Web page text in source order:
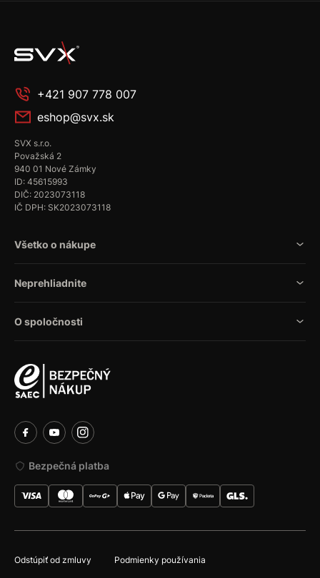
+421 907 778 007
eshop@svx.sk
SVX s.r.o.
Považská 2
940 01 Nové Zámky
ID: 45615993
DIČ: 2023073118
IČ DPH: SK2023073118
Všetko o nákupe
Neprehliadnite
O spoločnosti
Bezpečná platba
Odstúpiť od zmluvy Podmienky používania